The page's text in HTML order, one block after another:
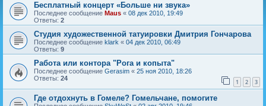
Бесплатный концерт «Больше ни звука»
Последнее сообщение Maus « 08 дек 2010, 19:49
Ответы: 2
Студия художественной татуировки Дмитрия Гончарова
Последнее сообщение klark « 04 дек 2010, 06:49
Ответы: 9
Работа или контора "Рога и копыта"
Последнее сообщение Gerasim « 25 ноя 2010, 18:26
Ответы: 24 1 2 3
Где отдохнуть в Гомеле? Гомельчане, помогите